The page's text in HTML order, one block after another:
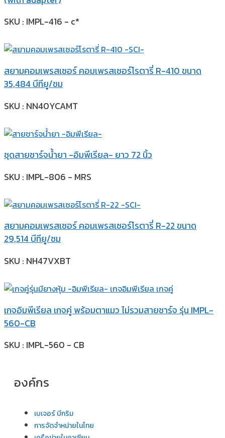
SKU : IMPL-416 - c*
สยามคอมเพรสเซอร์ คอมเพรสเซอร์โรตารี่ R-410 ขนาด
35,484 บีทียู/ชม
SKU : NN40YCAMT
ชุดสายชาร์จน้ำยา -อิมพีเรียล- ยาว 72 นิ้ว
SKU : IMPL-806 - MRS
สยามคอมเพรสเซอร์ คอมเพรสเซอร์โรตารี่ R-22 ขนาด
29,514 บีทียู/ชม
SKU : NH47VXBT
เกจอิมพีเรียล เกจคู่ พร้อมตาแมว ไม่รวมสายชาร์จ รุ่น IMPL-
560-CB
SKU : IMPL-560 - CB
องค์กร
เบเจอร์ บีกริม
การจัดจำหน่ายในไทย